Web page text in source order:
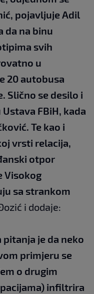
pojavljuje Adil
da na binu
svih
u
20 autobusa
Slično se desilo i
FBiH, kada
Te kao i
vrsti relacija,
otpor
Visokog
sa strankom
i dodaje:
pitanja je da neko
primjeru se
o drugim
infiltrira